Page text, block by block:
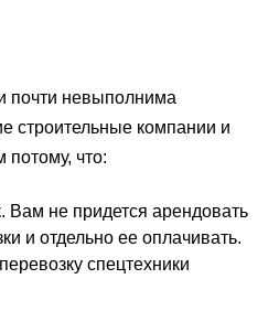
почти невыполнима
строительные компании и
что:
Вам не придется арендовать
и отдельно ее оплачивать.
спецтехники